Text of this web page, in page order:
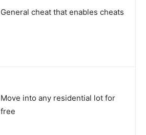
General cheat that enables cheats
Move into any residential lot for
free